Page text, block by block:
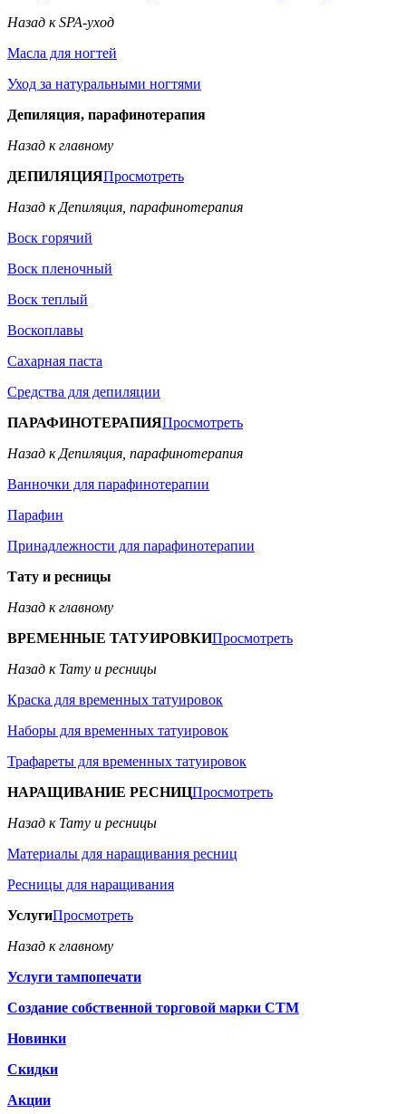
Назад к SPA-уход
Масла для ногтей
Уход за натуральными ногтями
Депиляция, парафинотерапия
Назад к главному
ДЕПИЛЯЦИЯПросмотреть
Назад к Депиляция, парафинотерапия
Воск горячий
Воск пленочный
Воск теплый
Воскоплавы
Сахарная паста
Средства для депиляции
ПАРАФИНОТЕРАПИЯПросмотреть
Назад к Депиляция, парафинотерапия
Ванночки для парафинотерапии
Парафин
Принадлежности для парафинотерапии
Тату и ресницы
Назад к главному
ВРЕМЕННЫЕ ТАТУИРОВКИПросмотреть
Назад к Тату и ресницы
Краска для временных татуировок
Наборы для временных татуировок
Трафареты для временных татуировок
НАРАЩИВАНИЕ РЕСНИЦПросмотреть
Назад к Тату и ресницы
Материалы для наращивания ресниц
Ресницы для наращивания
УслугиПросмотреть
Назад к главному
Услуги тампопечати
Создание собственной торговой марки СТМ
Новинки
Скидки
Акции